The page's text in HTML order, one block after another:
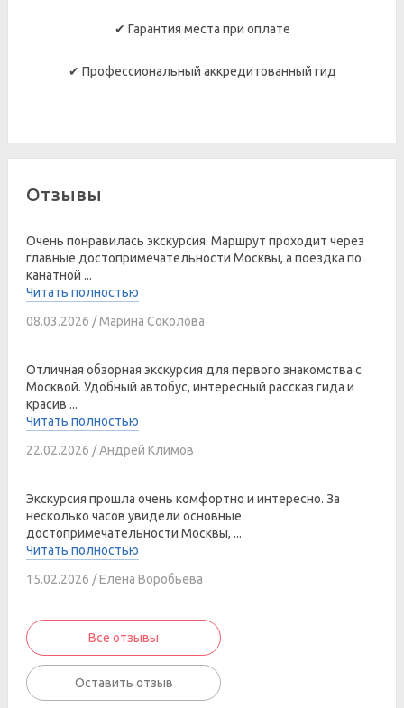
✔ Гарантия места при оплате
✔ Профессиональный аккредитованный гид
Отзывы
Очень понравилась экскурсия. Маршрут проходит через
главные достопримечательности Москвы, а поездка по
канатной ...
Читать полностью
08.03.2026 / Марина Соколова
Отличная обзорная экскурсия для первого знакомства с
Москвой. Удобный автобус, интересный рассказ гида и
красив ...
Читать полностью
22.02.2026 / Андрей Климов
Экскурсия прошла очень комфортно и интересно. За
несколько часов увидели основные
достопримечательности Москвы, ...
Читать полностью
15.02.2026 / Елена Воробьева
Все отзывы
Оставить отзыв